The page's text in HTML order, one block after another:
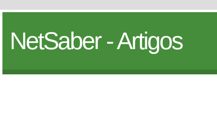
NetSaber - Artigos